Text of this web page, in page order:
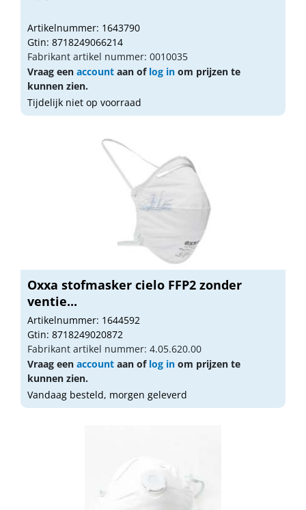
Artikelnummer: 1643790
Gtin: 8718249066214
Fabrikant artikel nummer: 0010035
Vraag een account aan of log in om prijzen te
kunnen zien.
Tijdelijk niet op voorraad
Oxxa stofmasker cielo FFP2 zonder
ventie...
Artikelnummer: 1644592
Gtin: 8718249020872
Fabrikant artikel nummer: 4.05.620.00
Vraag een account aan of log in om prijzen te
kunnen zien.
Vandaag besteld, morgen geleverd